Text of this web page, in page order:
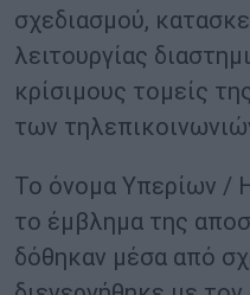
σχεδιασμού,
λειτουργίας
κρίσιμους τομείς
των
Το όνομα Υπερίων /
το έμβλημα της
δόθηκαν μέσα από